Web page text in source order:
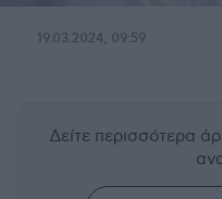
19.03.2024, 09:59
Δείτε περισσότερα